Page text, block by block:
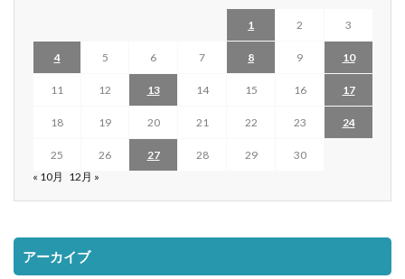
1 2 3
4 5 6 7 8 9 10
11 12 13 14 15 16 17
18 19 20 21 22 23 24
25 26 27 28 29
30
« 10月 12月 »
アーカイブ